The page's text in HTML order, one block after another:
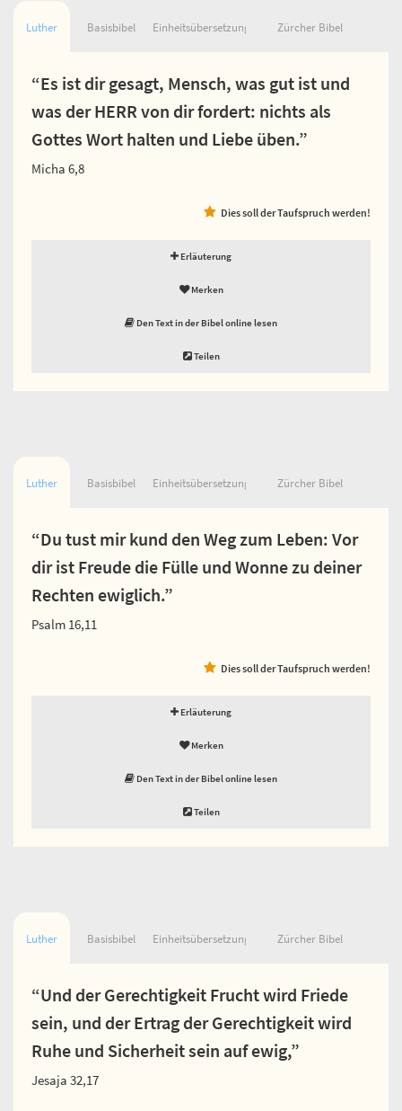
Luther Basisbibel Einheitsübersetzung Zürcher Bibel
“Es ist dir gesagt, Mensch, was gut ist und
was der HERR von dir fordert: nichts als
Gottes Wort halten und Liebe üben.”
Micha 6,8
Dies soll der Taufspruch werden!
Erläuterung
Merken
Den Text in der Bibel online lesen
Teilen
Luther Basisbibel Einheitsübersetzung Zürcher Bibel
“Du tust mir kund den Weg zum Leben: Vor
dir ist Freude die Fülle und Wonne zu deiner
Rechten ewiglich.”
Psalm 16,11
Dies soll der Taufspruch werden!
Erläuterung
Merken
Den Text in der Bibel online lesen
Teilen
Luther Basisbibel Einheitsübersetzung Zürcher Bibel
“Und der Gerechtigkeit Frucht wird Friede
sein, und der Ertrag der Gerechtigkeit wird
Ruhe und Sicherheit sein auf ewig,”
Jesaja 32,17